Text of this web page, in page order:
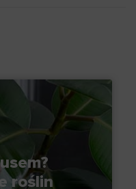
roślin